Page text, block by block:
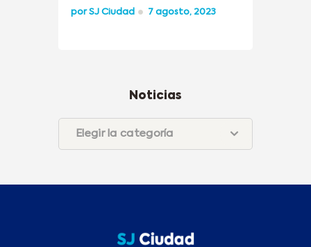
porSJ Ciudad 7 agosto, 2023
Noticias